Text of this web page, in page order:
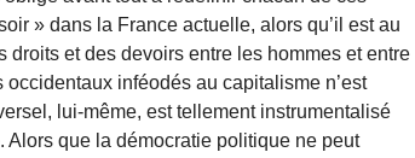
» dans la France actuelle, alors qu’il est au
droits et des devoirs entre les hommes et entre
inféodés au capitalisme n’est
lui-même, est tellement instrumentalisé
Alors que la démocratie politique ne peut